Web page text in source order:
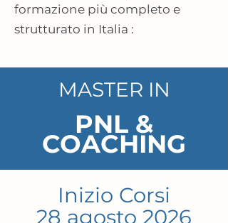
formazione più completo e
strutturato in Italia :
MASTER IN
PNL &
COACHING
Inizio Corsi
28 agosto 2026